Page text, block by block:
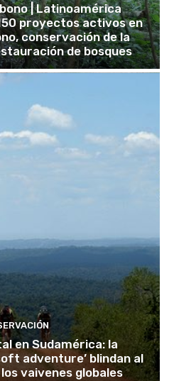
| Latinoamérica
proyectos activos en
conservación de la
de bosques
en Sudamérica: la
adventure’ blindan al
vaivenes globales